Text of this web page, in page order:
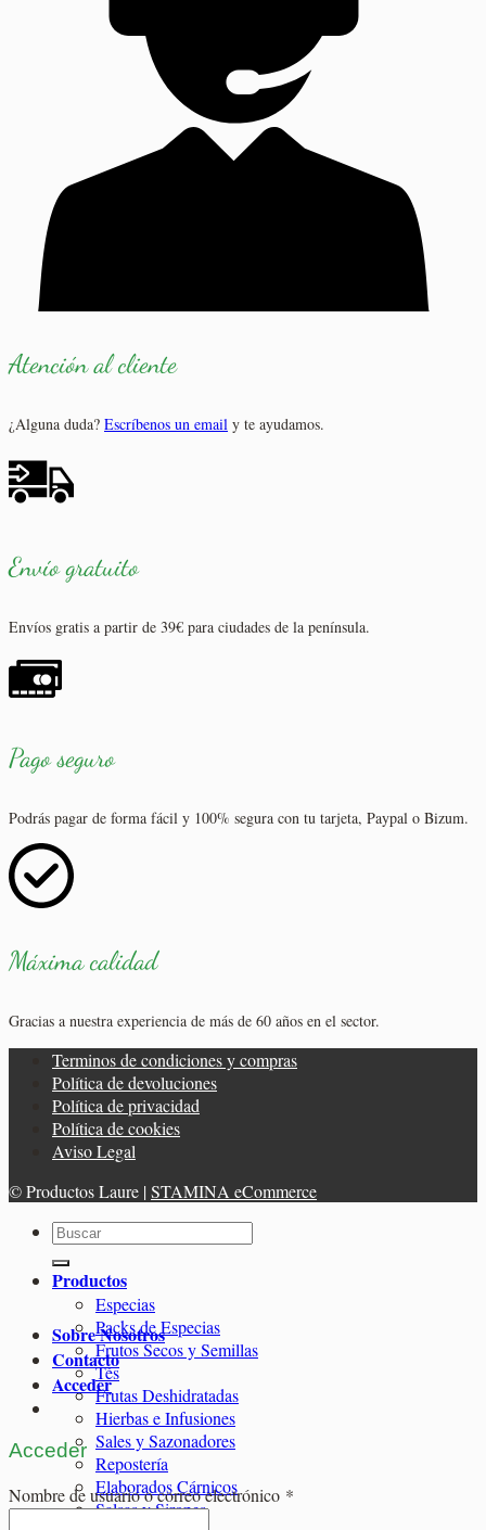
Atención al cliente
¿Alguna duda? Escríbenos un email y te ayudamos.
Envío gratuito
Envíos gratis a partir de 39€ para ciudades de la península.
Pago seguro
Podrás pagar de forma fácil y 100% segura con tu tarjeta, Paypal o Bizum.
Máxima calidad
Gracias a nuestra experiencia de más de 60 años en el sector.
Terminos de condiciones y compras
Política de devoluciones
Política de privacidad
Política de cookies
Aviso Legal
© Productos Laure |STAMINA eCommerce
Buscar
por:
Productos
Especias
Packs de Especias
Frutos Secos y Semillas
Tés
Frutas Deshidratadas
Hierbas e Infusiones
Sales y Sazonadores
Repostería
Elaborados Cárnicos
Salsas y Siropes
Sobre Nosotros
Contacto
Acceder
Acceder
Nombre de usuario o correo electrónico *